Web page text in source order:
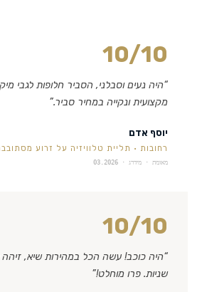
10/10
“היה נעים וסבלני, הסביר חלופות לגבי
מקצועית ונקייה במחיר סביר.”
יוסף אדם
רחובות · תליית טלוויזיה על זרוע
מאומת · מידרג · 03.2026
10/10
“היה כוכב! עשה הכל במהירות שיא, זיהה
שניות. פרו מוחלט!”